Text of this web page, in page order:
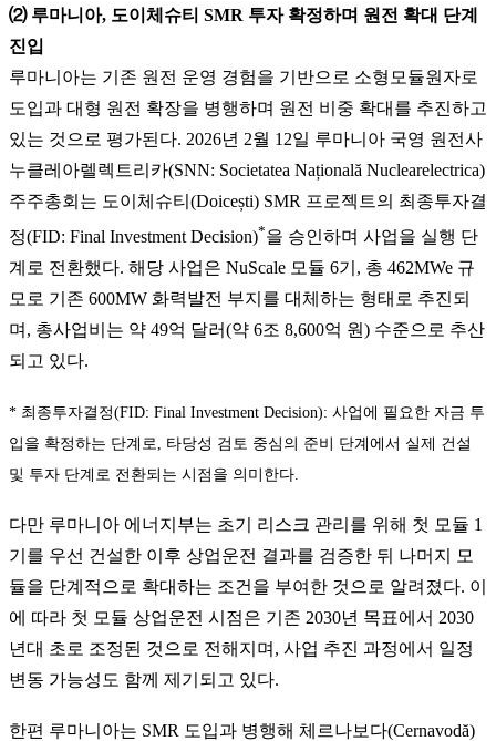
⑵ 루마니아, 도이체슈티 SMR 투자 확정하며 원전 확대 단계
진입
루마니아는 기존 원전 운영 경험을 기반으로 소형모듈원자로
도입과 대형 원전 확장을 병행하며 원전 비중 확대를 추진하고
있는 것으로 평가된다. 2026년 2월 12일 루마니아 국영 원전사
누클레아렐렉트리카(SNN: Societatea Națională Nuclearelectrica)
주주총회는 도이체슈티(Doicești) SMR 프로젝트의 최종투자결
정(FID: Final Investment Decision)*을 승인하며 사업을 실행 단
계로 전환했다. 해당 사업은 NuScale 모듈 6기, 총 462MWe 규
모로 기존 600MW 화력발전 부지를 대체하는 형태로 추진되
며, 총사업비는 약 49억 달러(약 6조 8,600억 원) 수준으로 추산
되고 있다.
* 최종투자결정(FID: Final Investment Decision): 사업에 필요한 자금 투
입을 확정하는 단계로, 타당성 검토 중심의 준비 단계에서 실제 건설
및 투자 단계로 전환되는 시점을 의미한다.
다만 루마니아 에너지부는 초기 리스크 관리를 위해 첫 모듈 1
기를 우선 건설한 이후 상업운전 결과를 검증한 뒤 나머지 모
듈을 단계적으로 확대하는 조건을 부여한 것으로 알려졌다. 이
에 따라 첫 모듈 상업운전 시점은 기존 2030년 목표에서 2030
년대 초로 조정된 것으로 전해지며, 사업 추진 과정에서 일정
변동 가능성도 함께 제기되고 있다.
한편 루마니아는 SMR 도입과 병행해 체르나보다(Cernavodă)